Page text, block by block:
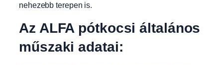
nehezebb terepen is.
Az ALFA pótkocsi általános
műszaki adatai: